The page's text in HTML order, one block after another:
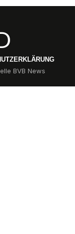
BVB News